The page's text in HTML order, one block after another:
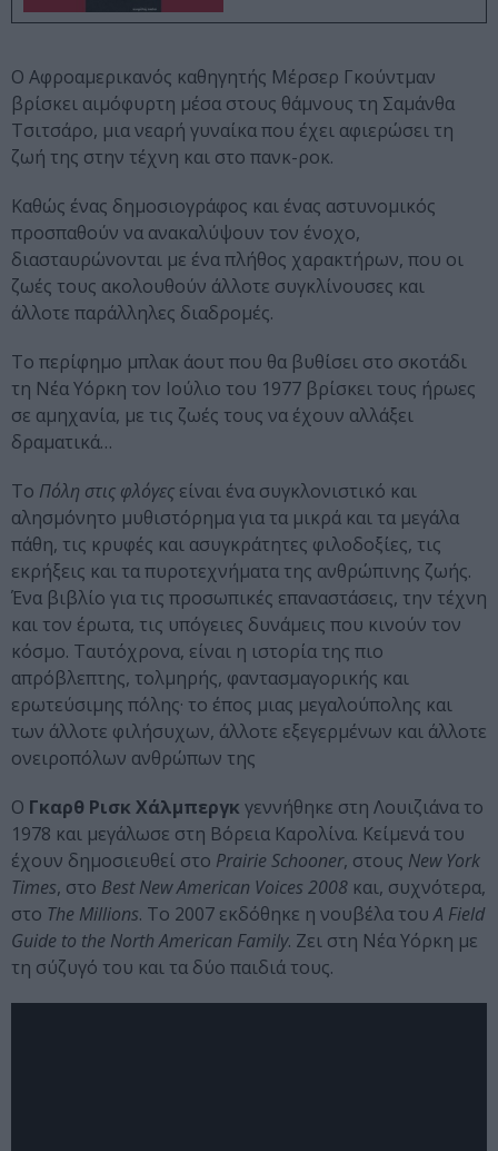
Ο Αφροαμερικανός καθηγητής Μέρσερ Γκούντμαν
βρίσκει αιμόφυρτη μέσα στους θάμνους τη Σαμάνθα
Τσιτσάρο, μια νεαρή γυναίκα που έχει αφιερώσει τη
ζωή της στην τέχνη και στο πανκ-ροκ.
Καθώς ένας δημοσιογράφος και ένας αστυνομικός
προσπαθούν να ανακαλύψουν τον ένοχο,
διασταυρώνονται με ένα πλήθος χαρακτήρων, που οι
ζωές τους ακολουθούν άλλοτε συγκλίνουσες και
άλλοτε παράλληλες διαδρομές.
Το περίφημο μπλακ άουτ που θα βυθίσει στο σκοτάδι
τη Νέα Υόρκη τον Ιούλιο του 1977 βρίσκει τους ήρωες
σε αμηχανία, με τις ζωές τους να έχουν αλλάξει
δραματικά…
Το Πόλη στις φλόγες είναι ένα συγκλονιστικό και
αλησμόνητο μυθιστόρημα για τα μικρά και τα μεγάλα
πάθη, τις κρυφές και ασυγκράτητες φιλοδοξίες, τις
εκρήξεις και τα πυροτεχνήματα της ανθρώπινης ζωής.
Ένα βιβλίο για τις προσωπικές επαναστάσεις, την τέχνη
και τον έρωτα, τις υπόγειες δυνάμεις που κινούν τον
κόσμο. Ταυτόχρονα, είναι η ιστορία της πιο
απρόβλεπτης, τολμηρής, φαντασμαγορικής και
ερωτεύσιμης πόλης· το έπος μιας μεγαλούπολης και
των άλλοτε φιλήσυχων, άλλοτε εξεγερμένων και άλλοτε
ονειροπόλων ανθρώπων της
Ο Γκαρθ Ρισκ Χάλμπεργκ γεννήθηκε στη Λουιζιάνα το
1978 και μεγάλωσε στη Βόρεια Καρολίνα. Κείμενά του
έχουν δημοσιευθεί στο Prairie Schooner, στους New York
Times, στο Best NewAmerican Voices 2008 και, συχνότερα,
στο The Millions. Το 2007 εκδόθηκε η νουβέλα τουA Field
Guide to the North American Family. Ζει στη Νέα Υόρκη με
τη σύζυγό του και τα δύο παιδιά τους.